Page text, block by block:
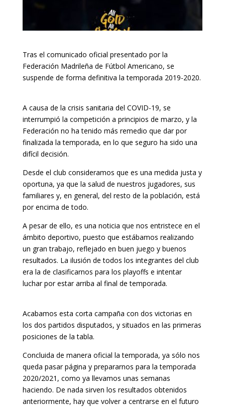
Tras el comunicado oficial presentado por la
Federación Madrileña de Fútbol Americano, se
suspende de forma definitiva la temporada 2019-2020.
A causa de la crisis sanitaria del COVID-19, se
interrumpió la competición a principios de marzo, y la
Federación no ha tenido más remedio que dar por
finalizada la temporada, en lo que seguro ha sido una
difícil decisión.
Desde el club consideramos que es una medida justa y
oportuna, ya que la salud de nuestros jugadores, sus
familiares y, en general, del resto de la población, está
por encima de todo.
A pesar de ello, es una noticia que nos entristece en el
ámbito deportivo, puesto que estábamos realizando
un gran trabajo, reflejado en buen juego y buenos
resultados. La ilusión de todos los integrantes del club
era la de clasificarnos para los playoffs e intentar
luchar por estar arriba al final de temporada.
Acabamos esta corta campaña con dos victorias en
los dos partidos disputados, y situados en las primeras
posiciones de la tabla.
Concluida de manera oficial la temporada, ya sólo nos
queda pasar página y prepararnos para la temporada
2020/2021, como ya llevamos unas semanas
haciendo. De nada sirven los resultados obtenidos
anteriormente, hay que volver a centrarse en el futuro